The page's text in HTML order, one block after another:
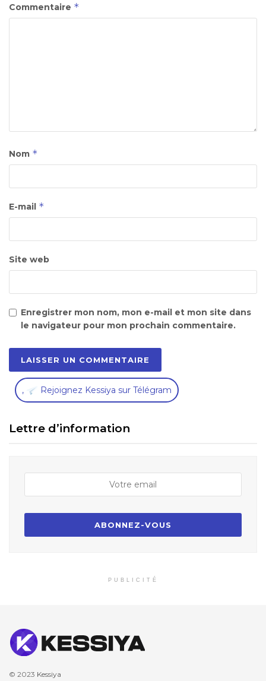
Commentaire *
Nom *
E-mail *
Site web
Enregistrer mon nom, mon e-mail et mon site dans
le navigateur pour mon prochain commentaire.
, Rejoignez Kessiya sur Télégram
Lettre d’information
PUBLICITÉ
© 2023 Kessiya